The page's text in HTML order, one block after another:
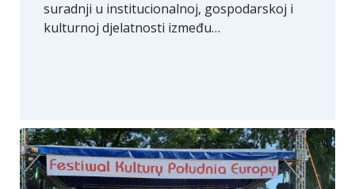
suradnji u institucionalnoj, gospodarskoj i
kulturnoj djelatnosti između…